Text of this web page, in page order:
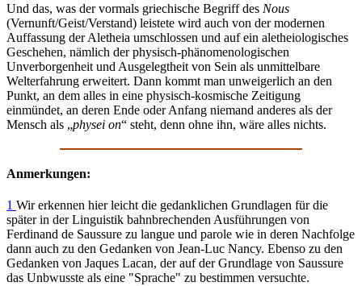
Und das, was der vormals griechische Begriff des Nous
(Vernunft/Geist/Verstand) leistete wird auch von der modernen
Auffassung der Aletheia umschlossen und auf ein aletheiologisches
Geschehen, nämlich der physisch-phänomenologischen
Unverborgenheit und Ausgelegtheit von Sein als unmittelbare
Welterfahrung erweitert. Dann kommt man unweigerlich an den
Punkt, an dem alles in eine physisch-kosmische Zeitigung
einmündet, an deren Ende oder Anfang niemand anderes als der
Mensch als „physei on“ steht, denn ohne ihn, wäre alles nichts.
Anmerkungen:
1 Wir erkennen hier leicht die gedanklichen Grundlagen für die
später in der Linguistik bahnbrechenden Ausführungen von
Ferdinand de Saussure zu langue und parole wie in deren Nachfolge
dann auch zu den Gedanken von Jean-Luc Nancy. Ebenso zu den
Gedanken von Jaques Lacan, der auf der Grundlage von Saussure
das Unbwusste als eine "Sprache" zu bestimmen versuchte.